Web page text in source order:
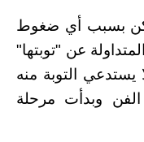
يكن بسبب أي ضغوط
عن "توبتها"
التوبة منه
وبدأت مرحلة